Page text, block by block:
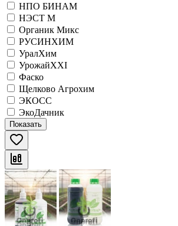
НПО БИНАМ
НЭСТ М
Органик Микс
РУСИНХИМ
УралХим
УрожайХХI
Фаско
Щелково Агрохим
ЭКОСС
ЭкоДачник
Показать